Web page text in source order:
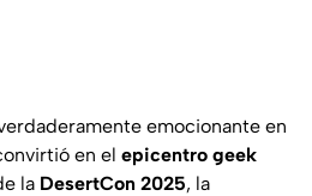
emocionante en
en el epicentro geek
la DesertCon 2025, la